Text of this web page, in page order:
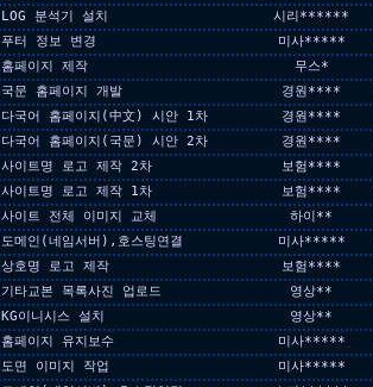
LOG 분석기 설치
시리******
푸터 정보 변경
미사*****
홈페이지 제작
무스*
국문 홈페이지 개발
경원****
다국어 홈페이지(中文) 시안 1차
경원****
다국어 홈페이지(국문) 시안 2차
경원****
사이트명 로고 제작 2차
보험****
사이트명 로고 제작 1차
보험****
사이트 전체 이미지 교체
하이**
도메인(네임서버),호스팅연결
미사*****
상호명 로고 제작
보험****
기타교본 목록사진 업로드
영상**
KG이니시스 설치
영상**
홈페이지 유지보수
미사*****
도면 이미지 작업
미사*****